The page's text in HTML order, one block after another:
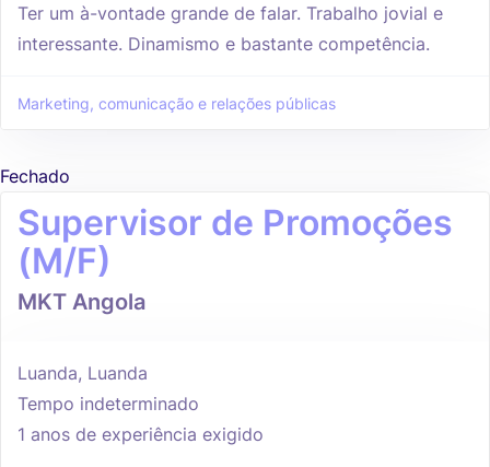
Ter um à-vontade grande de falar. Trabalho jovial e
interessante. Dinamismo e bastante competência.
Marketing, comunicação e relações públicas
Fechado
Supervisor de Promoções
(M/F)
MKT Angola
Luanda, Luanda
Tempo indeterminado
1 anos de experiência exigido